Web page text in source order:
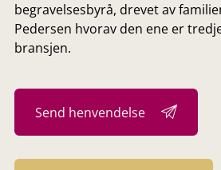
begravelsesbyrå, drevet av
Pedersen hvorav den ene er
bransjen.
Send henvendelse